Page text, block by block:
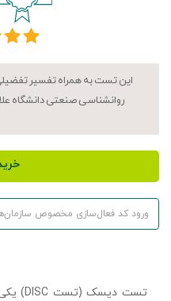
این تست به همراه تفسیر
روانشناسی صنعتی دانشگاه
تست دیسک (تست DISC) یکی از قوی‌ترین نوع